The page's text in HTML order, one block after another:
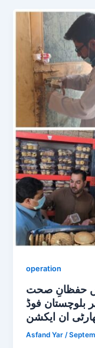
operation
حفظانِ صحت
بلوچستان فوڈ
Asfand Yar/